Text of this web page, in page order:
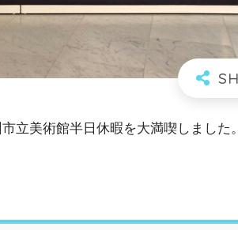
美術館半日休暇を大満喫しました。